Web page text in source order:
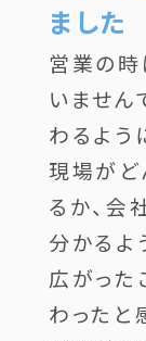
ました
営業の
いません
わるよう
現場がど
るか、会
分かるよ
広がった
わったと